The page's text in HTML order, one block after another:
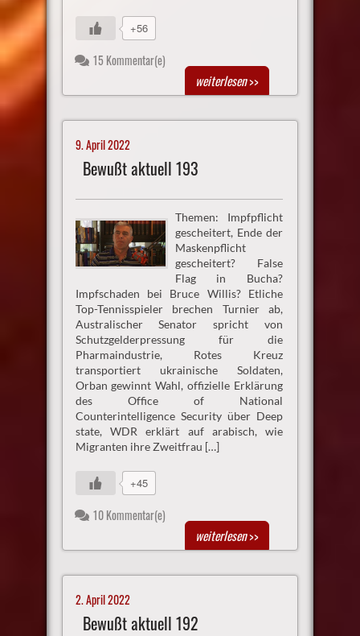
+56
15 Kommentar(e)
weiterlesen>>
9. April 2022
Bewußt aktuell 193
Themen: Impfpflicht
gescheitert, Ende der
Maskenpflicht
gescheitert? False
Flag in Bucha?
Impfschaden bei Bruce Willis? Etliche
Top-Tennisspieler brechen Turnier ab,
Australischer Senator spricht von
Schutzgelderpressung für die
Pharmaindustrie, Rotes Kreuz
transportiert ukrainische Soldaten,
Orban gewinnt Wahl, offizielle Erklärung
des Office of National
Counterintelligence Security über Deep
state, WDR erklärt auf arabisch, wie
Migranten ihre Zweitfrau […]
+45
10 Kommentar(e)
weiterlesen>>
2. April 2022
Bewußt aktuell 192